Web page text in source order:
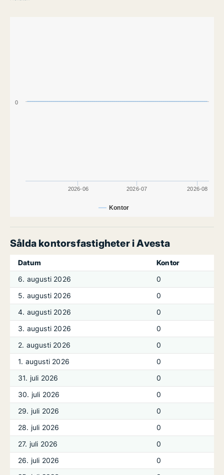
Kontor
2026-06 2026-07 2026-08
0
Sålda kontorsfastigheter i Avesta
Datum
Kontor
6. augusti 2026
0
5. augusti 2026
0
4. augusti 2026
0
3. augusti 2026
0
2. augusti 2026
0
1. augusti 2026
0
31. juli 2026
0
30. juli 2026
0
29. juli 2026
0
28. juli 2026
0
27. juli 2026
0
26. juli 2026
0